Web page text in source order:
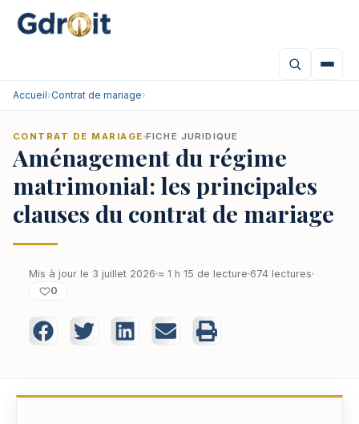
Accueil›Contrat de mariage›
CONTRAT DE MARIAGE FICHE JURIDIQUE
Aménagement du régime
matrimonial: les principales
clauses du contrat de mariage
Mis à jour le 3 juillet 2026 ≈ 1 h 15 de lecture 674 lectures
0